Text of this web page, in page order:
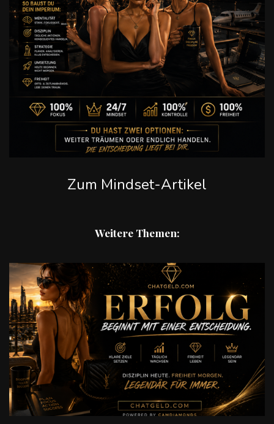
Zum Mindset-Artikel
Weitere Themen: